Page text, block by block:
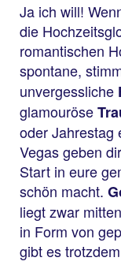
Ja ich will!
die
romantischen
spontane,
unvergessliche
glamouröse
oder Jahrestag
Vegas geben
Start in eure
schön macht.
liegt zwar
in Form von
gibt es